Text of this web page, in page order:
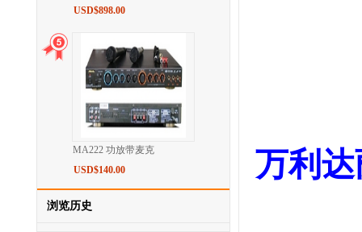
USD$898.00
MA222 功放带麦克
USD$140.00
浏览历史
万利